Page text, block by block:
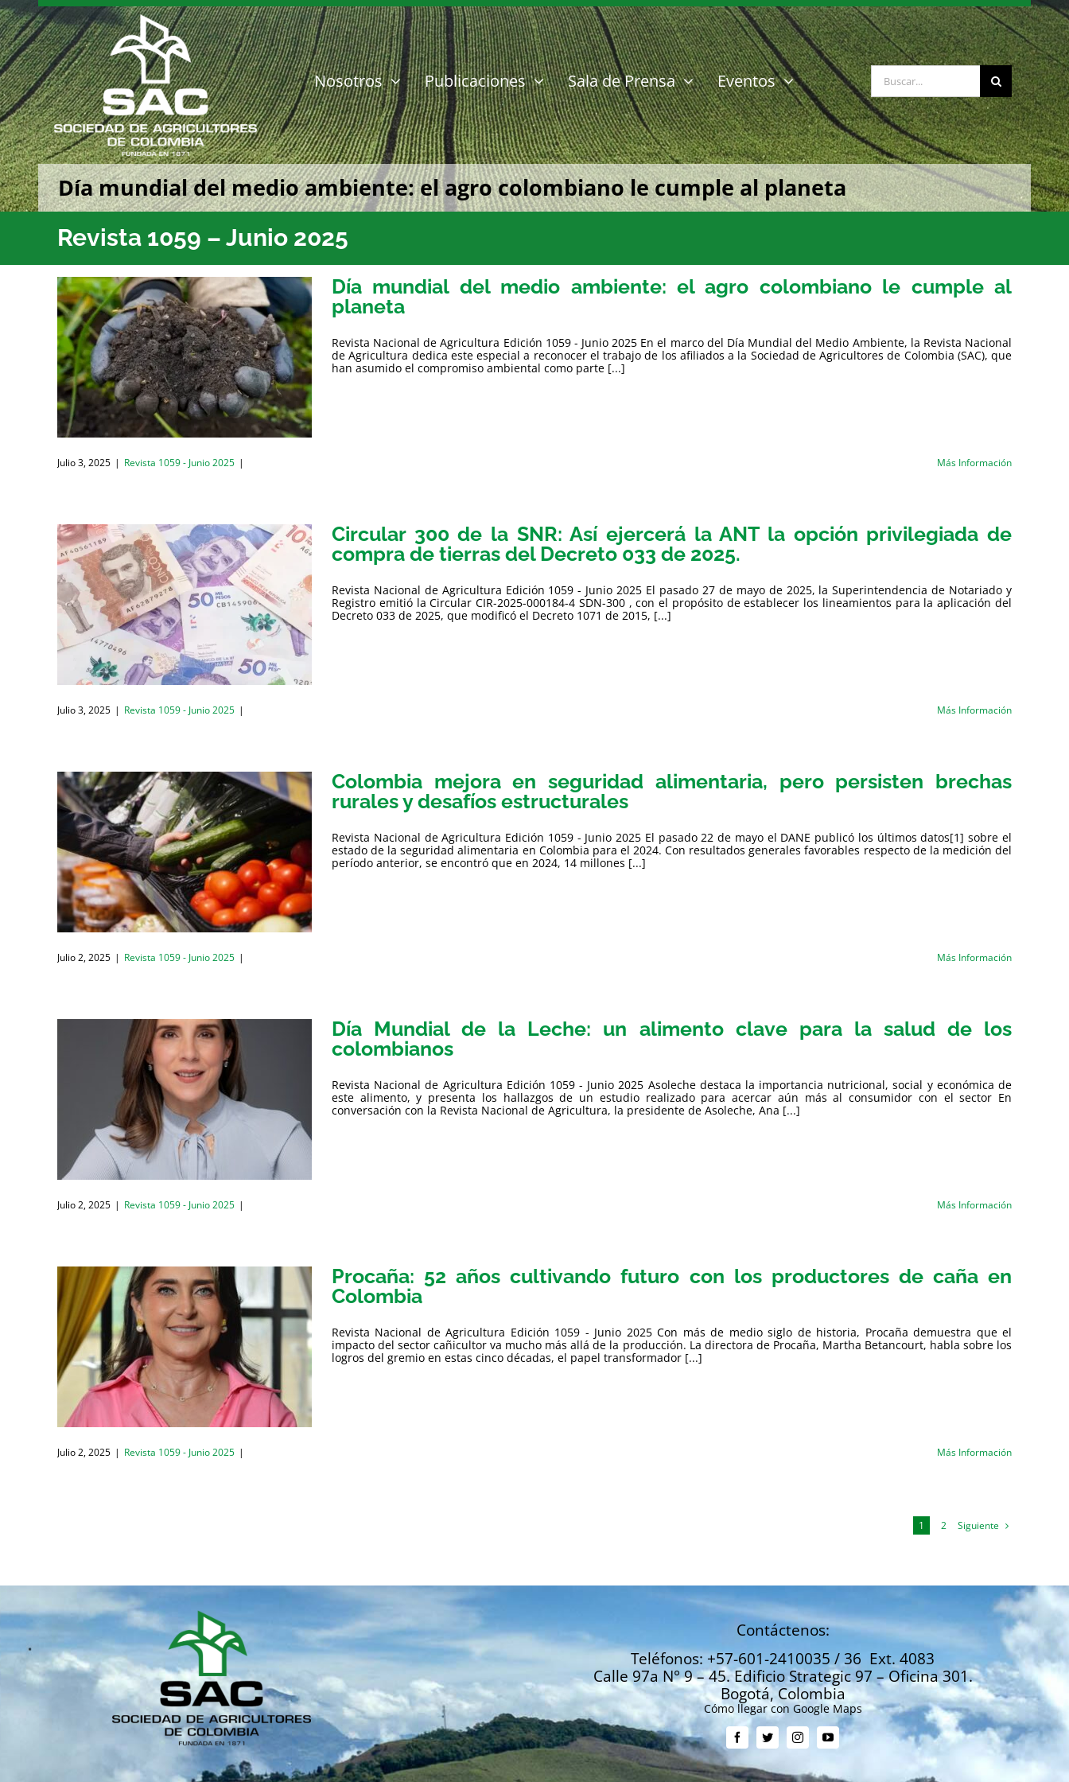
Saltar
al
contenido
Nosotros Publicaciones Sala de Prensa Eventos Buscar:
Día mundial del medio ambiente: el agro colombiano le cumple al planeta
Revista 1059 – Junio 2025
Día mundial del medio ambiente: el agro colombiano le cumple al
planeta
Revista Nacional de Agricultura Edición 1059 - Junio 2025 En el marco del Día Mundial del Medio Ambiente, la Revista Nacional
de Agricultura dedica este especial a reconocer el trabajo de los afiliados a la Sociedad de Agricultores de Colombia (SAC), que
han asumido el compromiso ambiental como parte [...]
Julio 3, 2025 | Revista 1059 - Junio 2025 | Más Información
Circular 300 de la SNR: Así ejercerá la ANT la opción privilegiada de
compra de tierras del Decreto 033 de 2025.
Revista Nacional de Agricultura Edición 1059 - Junio 2025 El pasado 27 de mayo de 2025, la Superintendencia de Notariado y
Registro emitió la Circular CIR-2025-000184-4 SDN-300 , con el propósito de establecer los lineamientos para la aplicación del
Decreto 033 de 2025, que modificó el Decreto 1071 de 2015, [...]
Julio 3, 2025 | Revista 1059 - Junio 2025 | Más Información
Colombia mejora en seguridad alimentaria, pero persisten brechas
rurales y desafíos estructurales
Revista Nacional de Agricultura Edición 1059 - Junio 2025 El pasado 22 de mayo el DANE publicó los últimos datos[1] sobre el
estado de la seguridad alimentaria en Colombia para el 2024. Con resultados generales favorables respecto de la medición del
período anterior, se encontró que en 2024, 14 millones [...]
Julio 2, 2025 | Revista 1059 - Junio 2025 | Más Información
Día Mundial de la Leche: un alimento clave para la salud de los
colombianos
Revista Nacional de Agricultura Edición 1059 - Junio 2025 Asoleche destaca la importancia nutricional, social y económica de
este alimento, y presenta los hallazgos de un estudio realizado para acercar aún más al consumidor con el sector En
conversación con la Revista Nacional de Agricultura, la presidente de Asoleche, Ana [...]
Julio 2, 2025 | Revista 1059 - Junio 2025 | Más Información
Procaña: 52 años cultivando futuro con los productores de caña en
Colombia
Revista Nacional de Agricultura Edición 1059 - Junio 2025 Con más de medio siglo de historia, Procaña demuestra que el
impacto del sector cañicultor va mucho más allá de la producción. La directora de Procaña, Martha Betancourt, habla sobre los
logros del gremio en estas cinco décadas, el papel transformador [...]
Julio 2, 2025 | Revista 1059 - Junio 2025 | Más Información
1 2 Siguiente
Contáctenos:
Teléfonos: +57-601-2410035 / 36 Ext. 4083
Calle 97a N° 9 – 45. Edificio Strategic 97 – Oficina 301.
Bogotá, Colombia
Cómo llegar con Google Maps